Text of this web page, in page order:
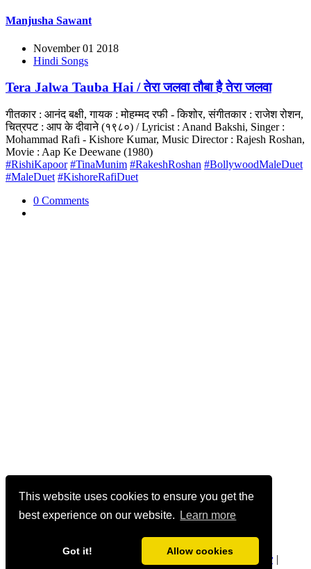
This website uses cookies to ensure you get the
best experience on our website.
Learn more
Got it! Allow cookies
Manjusha Sawant
November 01 2018
Hindi Songs
Tera Jalwa Tauba Hai / तेरा जलवा तौबा है तेरा जलवा
गीतकार : आनंद बक्षी, गायक : मोहम्मद रफी - किशोर, संगीतकार : राजेश रोशन,
चित्रपट : आप के दीवाने (१९८०) / Lyricist : Anand Bakshi, Singer :
Mohammad Rafi - Kishore Kumar, Music Director : Rajesh Roshan,
Movie : Aap Ke Deewane (1980)
#RishiKapoor #TinaMunim #RakeshRoshan #BollywoodMaleDuet
#MaleDuet #KishoreRafiDuet
0 Comments
Privacy |